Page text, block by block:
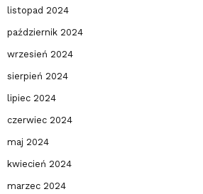
listopad 2024
październik 2024
wrzesień 2024
sierpień 2024
lipiec 2024
czerwiec 2024
maj 2024
kwiecień 2024
marzec 2024